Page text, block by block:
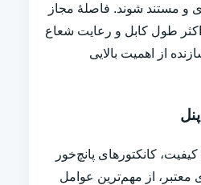
و مستند شوند. فاصلهٔ مجاز
طول کابل و رعایت شعاع
از اهمیت بالایی
کیفیت، کانکتورهای پانچ‌خور
معتبر، از مهم‌ترین عوامل